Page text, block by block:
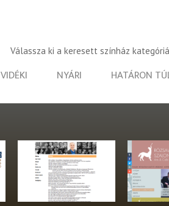
Válassza ki a keresett színház
VIDÉKI NYÁRI HATÁRON